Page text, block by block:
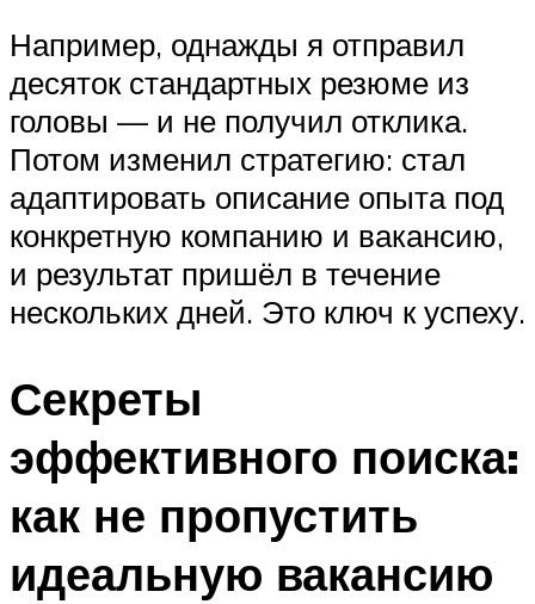
Например, однажды я отправил
десяток стандартных резюме из
головы — и не получил отклика.
Потом изменил стратегию: стал
адаптировать описание опыта под
конкретную компанию и вакансию,
и результат пришёл в течение
нескольких дней. Это ключ к успеху.
Секреты
эффективного поиска:
как не пропустить
идеальную вакансию